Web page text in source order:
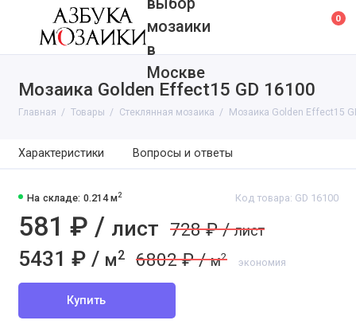
выбор
мозаики
в
Москве
0
Мозаика Golden Effect15 GD 16100
Главная Товары Cтеклянная мозаика Мозаика Golden Effect15
Характеристики Вопросы и ответы
На складе: 0.214 м2 Код товара: GD 16100
581 ₽ / лист 728 ₽ /лист
5431 ₽ / м2 6802 ₽ /м2 экономия
Купить